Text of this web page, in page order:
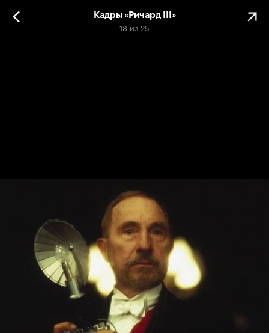
Кадры «Ричард III»
18 из 25